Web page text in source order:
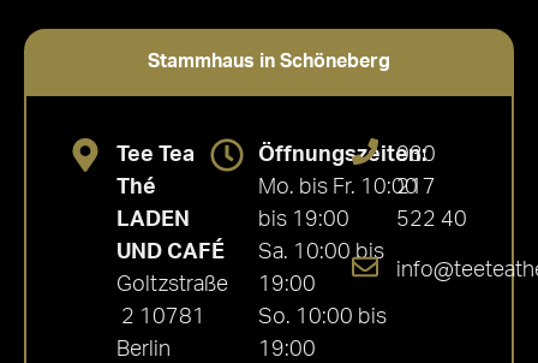
Stammhaus in Schöneberg
Tee Tea
Thé
LADEN
UND CAFÉ
Goltzstraße
2 10781
Berlin
Öffnungszeiten:
Mo. bis Fr. 10:00
bis 19:00
Sa. 10:00 bis
19:00
So. 10:00 bis
19:00
030
217
522 40